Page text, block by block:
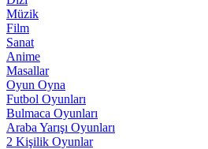
Müzik
Film
Sanat
Anime
Masallar
Oyun Oyna
Futbol Oyunları
Bulmaca Oyunları
Araba Yarışı Oyunları
2 Kişilik Oyunlar